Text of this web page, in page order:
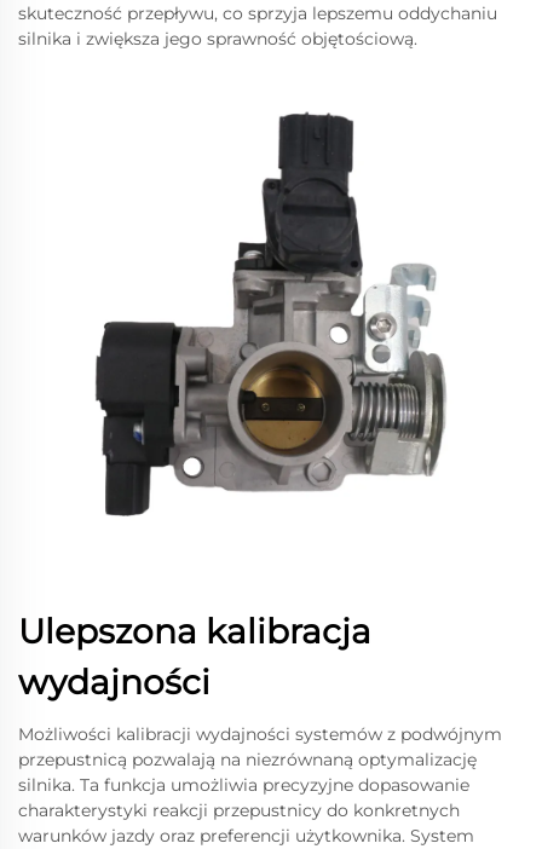
skuteczność przepływu, co sprzyja lepszemu oddychaniu
silnika i zwiększa jego sprawność objętościową.
Ulepszona kalibracja
wydajności
Możliwości kalibracji wydajności systemów z podwójnym
przepustnicą pozwalają na niezrównaną optymalizację
silnika. Ta funkcja umożliwia precyzyjne dopasowanie
charakterystyki reakcji przepustnicy do konkretnych
warunków jazdy oraz preferencji użytkownika. System